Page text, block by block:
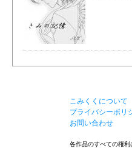
こみくくについて
プライバシーポリ
お問い合わせ
各作品のすべての権利